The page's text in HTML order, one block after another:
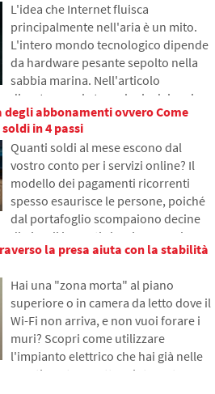
Nell'articolo esploreremo come
funziona l'eredità digitale, perché i
sopravvissuti possono avere
problemi con i dati e come mettere
ordine nelle tracce online già oggi.
L'idea che Internet fluisca
principalmente nell'aria è un mito.
L'intero mondo tecnologico dipende
da hardware pesante sepolto nella
sabbia marina. Nell'articolo
discuteremo la tecnologia dei cavi
sottomarini. Scoprirai come
funzionano le fibre ottiche, cosa
comporta la loro posa dalle navi e
come gli abissi degli oceani sono
diventati un campo di battaglia
geopolitico.
abbonamenti ovvero Come
in 4 passi
Quanti soldi al mese escono dal
vostro conto per i servizi online? Il
modello dei pagamenti ricorrenti
spesso esaurisce le persone, poiché
dal portafoglio scompaiono decine
di piccoli importi che si accumulano
gradualmente in somme
basiamo su dati freschi del 2026,
mostreremo il divario abissale tra le
nostre stime e la realtà, e offriremo
quattro passi concreti per tenere
meglio sotto controllo le proprie
la presa aiuta con la stabilità
Hai una "zona morta" al piano
superiore o in camera da letto dove il
Wi-Fi non arriva, e non vuoi forare i
muri? Scopri come utilizzare
l'impianto elettrico che hai già nelle
pareti per trasmettere internet